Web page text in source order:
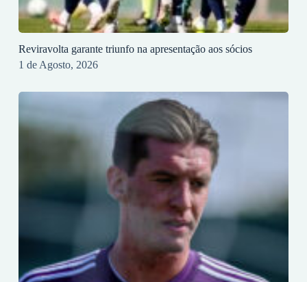
Reviravolta garante triunfo na apresentação aos sócios
1 de Agosto, 2026